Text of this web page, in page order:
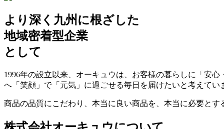
より深く九州に根ざした
地域密着型企業
として
1996年の設立以来、オーキュウは、お客様の暮らしに「安
へ「笑顔」で「元気」に過ごせる毎日を届けたいと考えてい
商品の品質にこだわり、本当に良い商品を、本当に必要と